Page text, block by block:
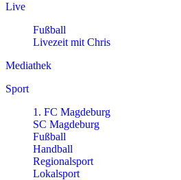
Live
Fußball
Livezeit mit Chris
Mediathek
Sport
1. FC Magdeburg
SC Magdeburg
Fußball
Handball
Regionalsport
Lokalsport